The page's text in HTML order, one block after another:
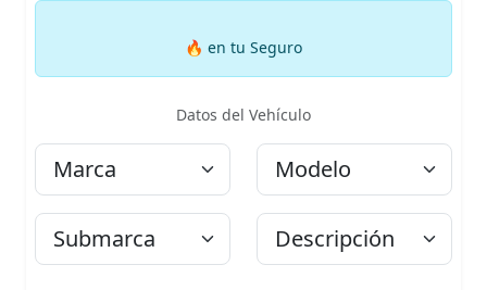
🔥 en tu Seguro
Datos del Vehículo
Marca Modelo
Submarca Descripción